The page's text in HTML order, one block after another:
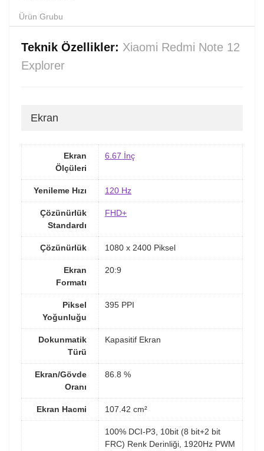
Ürün Grubu
Teknik Özellikler: Xiaomi Redmi Note 12
Explorer
Ekran
Ekran
Ölçüleri
6.67 İnç
Yenileme Hızı 120 Hz
Çözünürlük
Standardı
FHD+
Çözünürlük 1080 x 2400 Piksel
Ekran
Formatı
20:9
Piksel
Yoğunluğu
395 PPI
Dokunmatik
Türü
Kapasitif Ekran
Ekran/Gövde
Oranı
86.8 %
Ekran Hacmi 107.42 cm²
100% DCI-P3, 10bit (8 bit+2 bit
FRC) Renk Derinliği, 1920Hz PWM